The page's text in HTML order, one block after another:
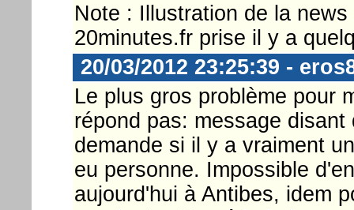
Note : Illustration de la
20minutes.fr prise il y a
20/03/2012 23:25:39 -
Le plus gros problème pour
répond pas: message
demande si il y a vraiment
eu personne. Impossible
aujourd'hui à Antibes, idem